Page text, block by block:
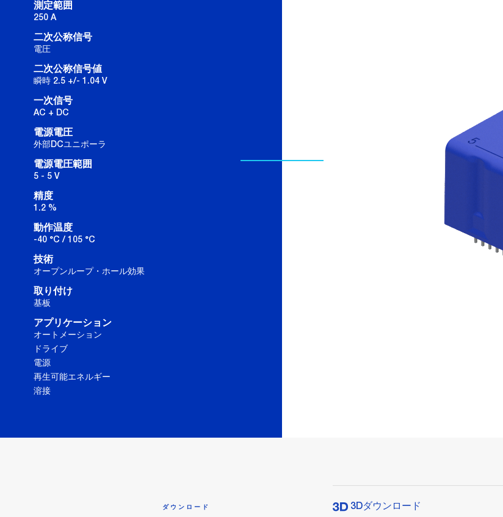
測定範囲
250 A
二次公称信号
電圧
二次公称信号値
瞬時 2.5 +/- 1.04 V
一次信号
AC + DC
電源電圧
外部DCユニポーラ
電源電圧範囲
5 - 5 V
精度
1.2 %
動作温度
-40 °C / 105 °C
技術
オープンループ・ホール効果
取り付け
基板
アプリケーション
オートメーション
ドライブ
電源
再生可能エネルギー
溶接
ダウンロード 3Dダウンロード